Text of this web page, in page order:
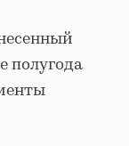
полугода